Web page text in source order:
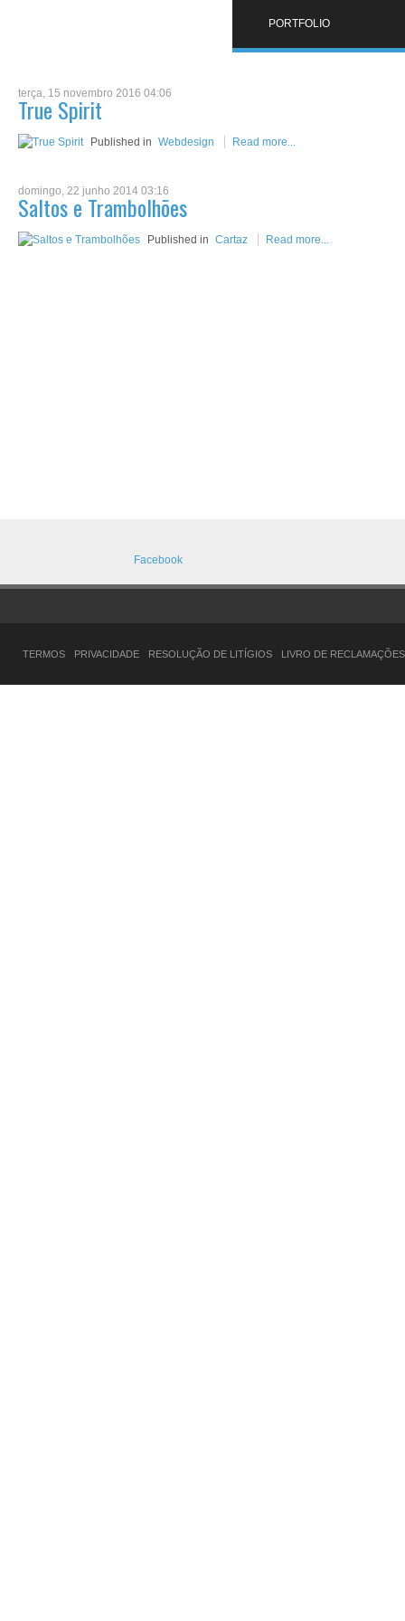
PORTFOLIO
terça, 15 novembro 2016 04:06
True Spirit
Published in Webdesign Read more...
domingo, 22 junho 2014 03:16
Saltos e Trambolhões
Published in Cartaz Read more...
Facebook
TERMOS PRIVACIDADE RESOLUÇÃO DE LITÍGIOS LIVRO DE RECLAMAÇÕES